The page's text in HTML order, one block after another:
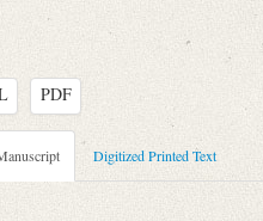
PDF
Digitized Printed Text